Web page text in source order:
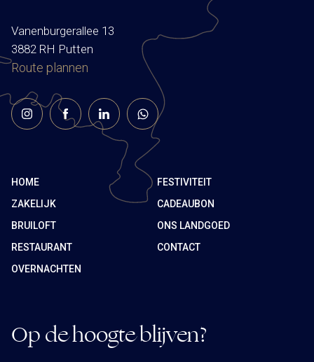
Vanenburgerallee 13
3882 RH Putten
Route plannen
HOME
FESTIVITEIT
ZAKELIJK
CADEAUBON
BRUILOFT
ONS LANDGOED
RESTAURANT
CONTACT
OVERNACHTEN
Op de hoogte blijven?